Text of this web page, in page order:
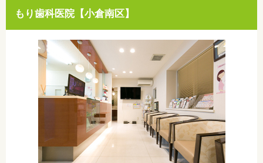
もり歯科医院【小倉南区】